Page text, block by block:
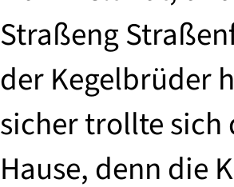
Straßeng
der Kegelbrüder
sicher trollte sich
Hause, denn die